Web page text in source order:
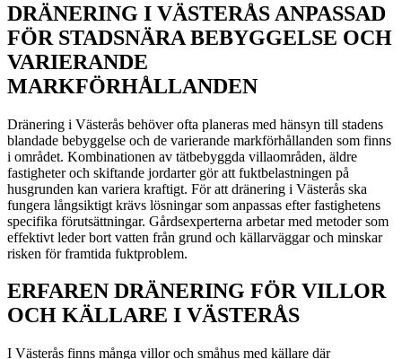
DRÄNERING I VÄSTERÅS ANPASSAD
FÖR STADSNÄRA BEBYGGELSE OCH
VARIERANDE
MARKFÖRHÅLLANDEN
Dränering i Västerås behöver ofta planeras med hänsyn till stadens
blandade bebyggelse och de varierande markförhållanden som finns
i området. Kombinationen av tätbebyggda villaområden, äldre
fastigheter och skiftande jordarter gör att fuktbelastningen på
husgrunden kan variera kraftigt. För att dränering i Västerås ska
fungera långsiktigt krävs lösningar som anpassas efter fastighetens
specifika förutsättningar. Gårdsexperterna arbetar med metoder som
effektivt leder bort vatten från grund och källarväggar och minskar
risken för framtida fuktproblem.
ERFAREN DRÄNERING FÖR VILLOR
OCH KÄLLARE I VÄSTERÅS
I Västerås finns många villor och småhus med källare där